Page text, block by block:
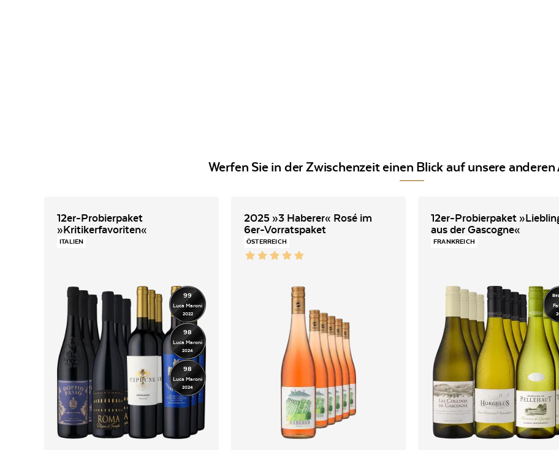
Werfen Sie in der Zwischenzeit einen Blick auf unsere
12er-Probierpaket
»Kritikerfavoriten«
ITALIEN
99
Luca Maroni
2022
98
Luca Maroni
2024
98
Luca Maroni
2024
2025 »3 Haberer« Rosé im
6er-Vorratspaket
ÖSTERREICH
12er-Probierpaket
aus der Gascogne«
FRANKREICH